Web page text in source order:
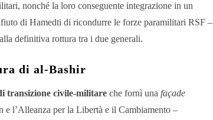
nonché la loro conseguente integrazione in un
di Hamedti di ricondurre le forze paramilitari RSF –
definitiva rottura tra i due generali.
di al-Bashir
transizione civile-militare che fornì una façade
e l’Alleanza per la Libertà e il Cambiamento –